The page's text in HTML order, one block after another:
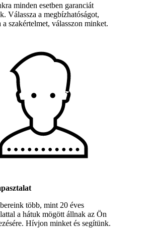
minden esetben garanciát
Válassza a megbízhatóságot,
a szakértelmet, válasszon minket.
több, mint 20 éves
a hátuk mögött állnak az Ön
Hívjon minket és segítünk.